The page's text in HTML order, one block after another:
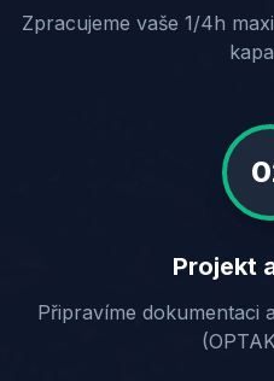
Zpracujeme vaše 1/4h
Projekt
Připravíme dokumentaci